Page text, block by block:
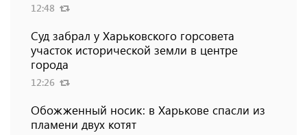
12:48
Суд забрал у Харьковского горсовета
участок исторической земли в центре
города
12:26
Обожженный носик: в Харькове спасли из
пламени двух котят